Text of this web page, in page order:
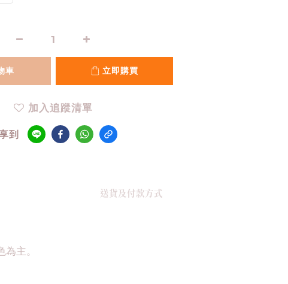
車 立即購買
加入追蹤清單
到
送貨及付款方式
主。